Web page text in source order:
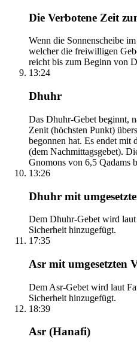
Die Verbotene Zeit
Wenn die Sonnenscheibe
welcher die freiwilligen
reicht bis zum Beginn von
13:24
Dhuhr
Das Dhuhr-Gebet beginnt,
Zenit (höchsten Punkt)
begonnen hat. Es endet mit
(dem Nachmittagsgebet).
Gnomons von 6,5 Qadams
13:26
Dhuhr mit
Dem Dhuhr-Gebet wird
Sicherheit hinzugefügt.
17:35
Asr mit umgesetzten
Dem Asr-Gebet wird laut
Sicherheit hinzugefügt.
18:39
Asr (Hanafi)